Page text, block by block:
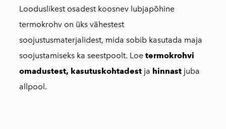
Looduslikest osadest koosnev lubjapõhine
termokrohv on üks vähestest
soojustusmaterjalidest, mida sobib kasutada maja
soojustamiseks ka seestpoolt. Loe termokrohvi
omadustest, kasutuskohtadest ja hinnast juba
allpool.